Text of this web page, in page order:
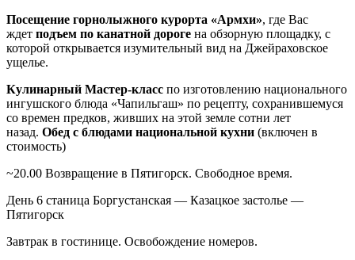
Посещение горнолыжного курорта «Армхи», где Вас
ждет подъем по канатной дороге на обзорную площадку, с
которой открывается изумительный вид на Джейраховское
ущелье.
Кулинарный Мастер-класс по изготовлению национального
ингушского блюда «Чапильгаш» по рецепту, сохранившемуся
со времен предков, живших на этой земле сотни лет
назад. Обед с блюдами национальной кухни (включен в
стоимость)
~20.00 Возвращение в Пятигорск. Свободное время.
День 6 станица Боргустанская — Казацкое застолье —
Пятигорск
Завтрак в гостинице. Освобождение номеров.